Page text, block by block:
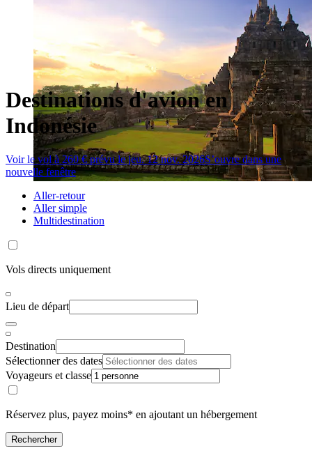
Destinations d'avion en
Indonésie
Voir le vol à 260 € prévu le jeu. 12 nov. 2026S’ouvre dans une
nouvelle fenêtre
Aller-retour
Aller simple
Multidestination
Vols directs uniquement
Lieu de départ
Destination
Sélectionner des dates
Voyageurs et classe
Réservez plus, payez moins* en ajoutant un hébergement
Rechercher